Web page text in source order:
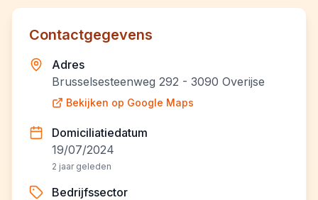
Contactgegevens
Adres
Brusselsesteenweg 292 - 3090 Overijse
Bekijken op Google Maps
Domiciliatiedatum
19/07/2024
2 jaar geleden
Bedrijfssector